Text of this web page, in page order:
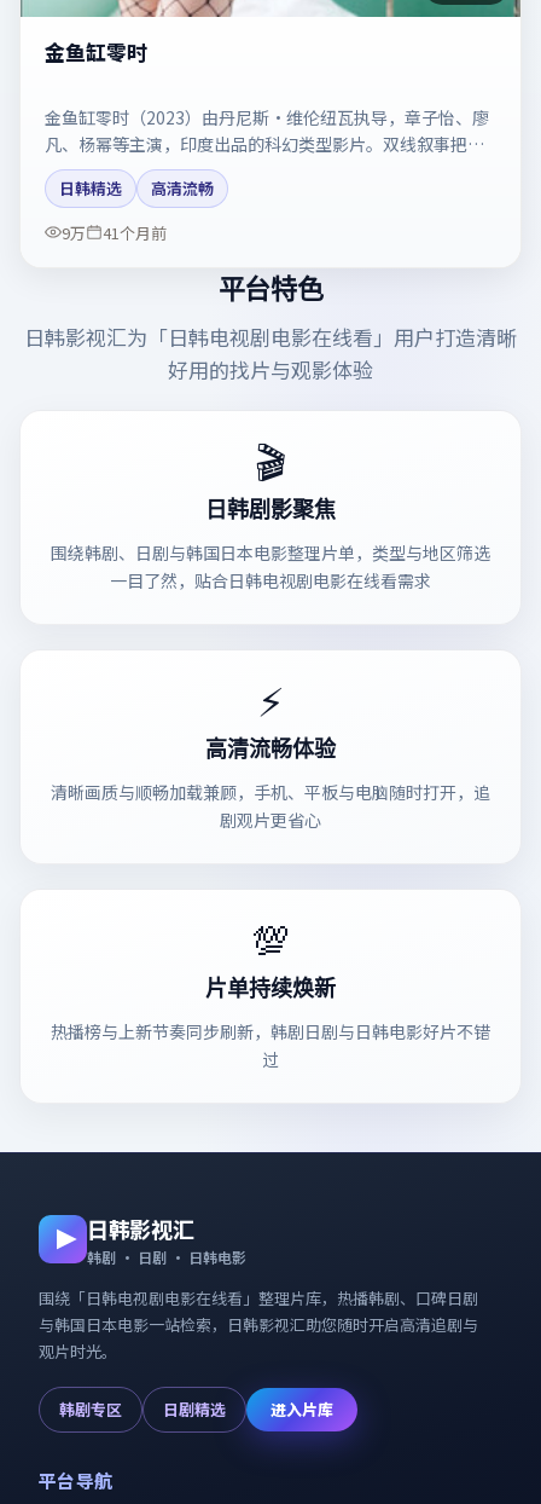
金鱼缸零时
金鱼缸零时（2023）由丹尼斯·维伦纽瓦执导，章子怡、廖
凡、杨幂等主演，印度出品的科幻类型影片。双线叙事把悬
念保持到最后一刻。剧情简介与主创信息可供检索参考，上
映日期以片方资料为准。
日韩精选
高清流畅
9万
41个月前
平台特色
日韩影视汇为「日韩电视剧电影在线看 」用户打造清晰
好用的找片与观影体验
🎬
日韩剧影聚焦
围绕韩剧、日剧与韩国日本电影整理片单，类型与地区筛选
一目了然，贴合日韩电视剧电影在线看需求
⚡
高清流畅体验
清晰画质与顺畅加载兼顾，手机、平板与电脑随时打开，追
剧观片更省心
💯
片单持续焕新
热播榜与上新节奏同步刷新，韩剧日剧与日韩电影好片不错
过
日韩影视汇
韩剧 · 日剧 · 日韩电影
围绕「日韩电视剧电影在线看 」整理片库，热播韩剧、口碑日剧
与韩国日本电影一站检索， 日韩影视汇助您随时开启高清追剧与
观片时光。
韩剧专区 日剧精选 进入片库
平台导航